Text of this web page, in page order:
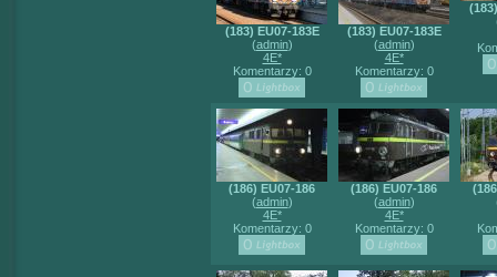
(183) EU07-183E
(admin)
4E*
Komentarzy: 0
(183) EU07-183E
(admin)
4E*
Komentarzy: 0
(186) EU07-186
(admin)
4E*
Komentarzy: 0
(186) EU07-186
(admin)
4E*
Komentarzy: 0